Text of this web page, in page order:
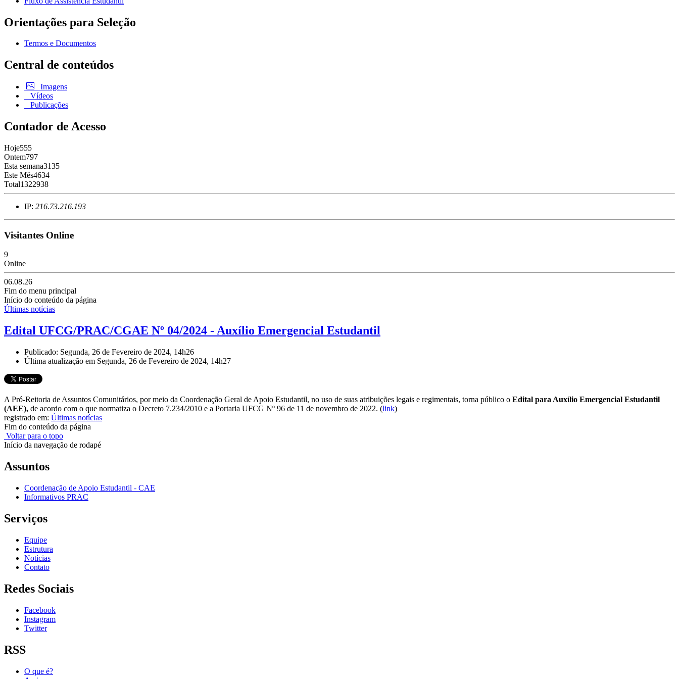
Orientações para Seleção
Termos e Documentos
Central de conteúdos
Imagens
Vídeos
Publicações
Contador de Acesso
Hoje555
Ontem797
Esta semana3135
Este Mês4634
Total1322938
IP: 216.73.216.193
Visitantes Online
9
Online
06.08.26
Fim do menu principal
Início do conteúdo da página
Últimas notícias
Edital UFCG/PRAC/CGAE Nº 04/2024 - Auxílio Emergencial Estudantil
Publicado: Segunda, 26 de Fevereiro de 2024, 14h26
Última atualização em Segunda, 26 de Fevereiro de 2024, 14h27
A Pró-Reitoria de Assuntos Comunitários, por meio da Coordenação Geral de Apoio Estudantil, no uso de suas atribuições legais e regimentais, torna público o Edital para Auxílio Emergencial Estudantil
(AEE), de acordo com o que normatiza o Decreto 7.234/2010 e a Portaria UFCG Nº 96 de 11 de novembro de 2022. (link)
registrado em: Últimas notícias
Fim do conteúdo da página
Voltar para o topo
Início da navegação de rodapé
Assuntos
Coordenação de Apoio Estudantil - CAE
Informativos PRAC
Serviços
Equipe
Estrutura
Notícias
Contato
Redes Sociais
Facebook
Instagram
Twitter
RSS
O que é?